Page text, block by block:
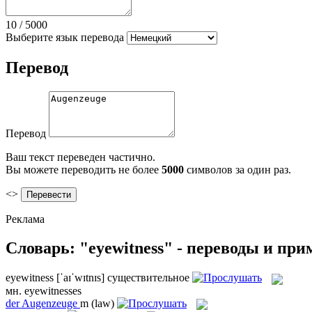
10 / 5000
Выберите язык перевода
Перевод
Перевод
Ваш текст переведен частично.
Вы можете переводить не более 5000 символов за один раз.
<>
Реклама
Словарь: "eyewitness" - переводы и
eyewitness [ˈaɪˈwɪtnɪs] существительное
мн. eyewitnesses
derAugenzeuge m (law)